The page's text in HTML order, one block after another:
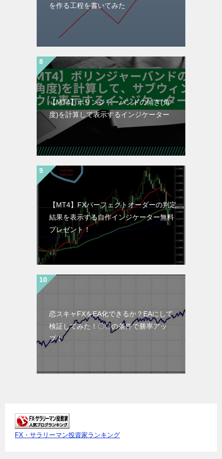
を作る工程を書いてみた
【MT4】ボリンジャーバンドの傾き(角
度)を計算して表示するインジケーター
【MT4】FXパーフェクトオーダーの判定
結果を表示する自作インジケーター無料
プレゼント！
恋スキャFXをEA化できるか？EAにして
検証してみた！〇〇の条件で勝率アッ
プ！
FX・サラリーマン投資家ランキング